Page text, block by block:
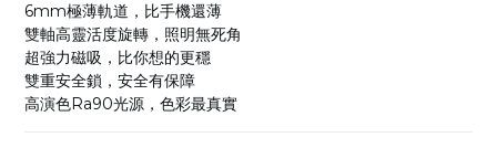
6mm極薄軌道，比手機還薄
雙軸高靈活度旋轉，照明無死角
超強力磁吸，比你想的更穩
雙重安全鎖，安全有保障
高演色Ra90光源，色彩最真實